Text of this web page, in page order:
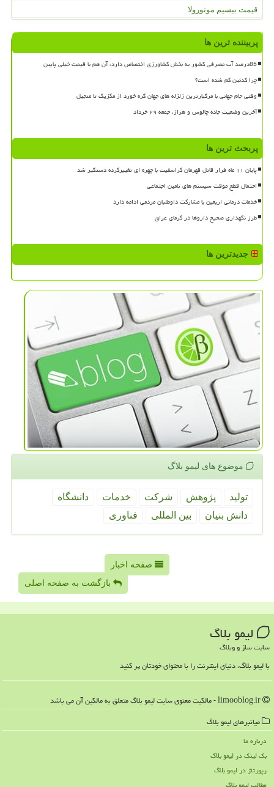
قیمت بیسیم موتورولا
پربیننده ترین ها
85درصد آب مصرفی کشور به بخش کشاورزی اختصاص دارد، آن هم با قیمت خیلی پایین
چرا کدئین کم شده است؟
وقتی جام جهانی با مرگبارترین زلزله های جهان گره خورد از مکزیک تا منجیل
آخرین وضعیت جاده چالوس و هراز، جمعه ۲۹ خرداد
پربحث ترین ها
پایان ۱۱ ماه فرار قاتل قهرمان کراسفیت با چهره ای تغییرکرده دستگیر شد
احتمال قطع موقت سیستم های تامین اجتماعی
خدمات درمانی اربعین با مشارکت داوطلبان مردمی ادامه دارد
طرز نگهداری صحیح داروها در گرمای عراق
جدیدترین ها
موضوع های لیمو بلاگ
تولید پژوهش شركت خدمات
دانشگاه
دانش بنیان
بین المللی فناوری
صفحه اخبار
بازگشت به صفحه اصلی
لیمو بلاگ
سایت ساز و وبلاگ
با لیمو بلاگ، دنیای اینترنت را با محتوای خودتان پر کنید
میانبرهای لیمو بلاگ
درباره ما
بک لینک در لیمو بلاگ
رپورتاژ در لیمو بلاگ